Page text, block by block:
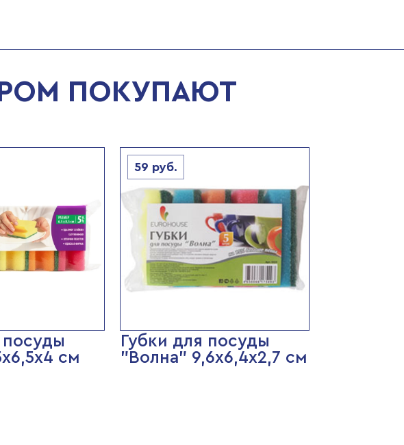
ПОКУПАЮТ
посуды
см
59 руб.
Губки для посуды
"Волна" 9,6х6,4х2,7 см